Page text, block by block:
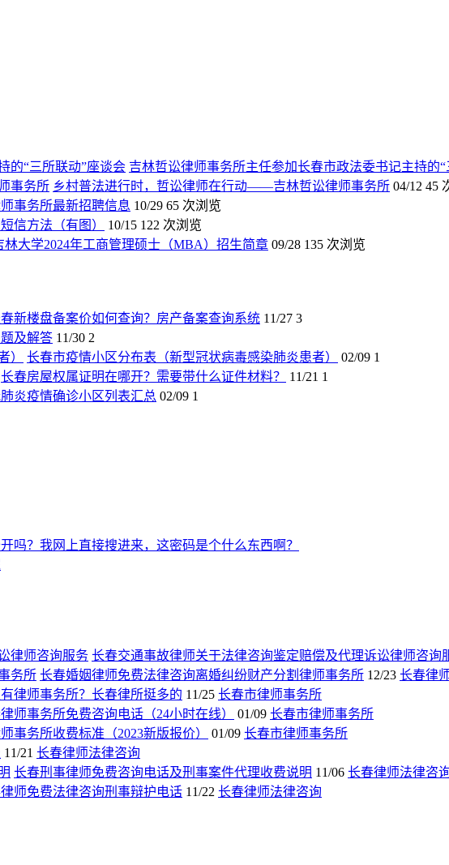
吉林哲讼律师事务所主任参加长春市政法委书记主持的
乡村普法进行时，哲讼律师在行动——吉林哲讼律师事务所 04/12 45
事务所最新招聘信息 10/29 65 次浏览
信方法（有图）
10/15 122 次浏览
林大学2024年工商管理硕士（MBA）招生简章 09/28 135 次浏览
新楼盘备案价如何查询？房产备案查询系统 11/27 3
及解答 11/30 2
长春市疫情小区分布表（新型冠状病毒感染肺炎患者）
02/09 1
长春房屋权属证明在哪开？需要带什么证件材料？
11/21 1
炎疫情确诊小区列表汇总 02/09 1
吗？我网上直接搜进来，这密码是个什么东西啊？
长春交通事故律师关于法律咨询鉴定赔偿及代理诉讼律师咨询
长春婚姻律师免费法律咨询离婚纠纷财产分割律师事务所 12/23 长春律
律师事务所？长春律所挺多的 11/25 长春市律师事务所
师事务所免费咨询电话（24小时在线）
01/09 长春市律师事务所
事务所收费标准（2023新版报价）
01/09 长春市律师事务所
11/21 长春律师法律咨询
长春刑事律师免费咨询电话及刑事案件代理收费说明 11/06 长春律师法律咨
师免费法律咨询刑事辩护电话 11/22 长春律师法律咨询